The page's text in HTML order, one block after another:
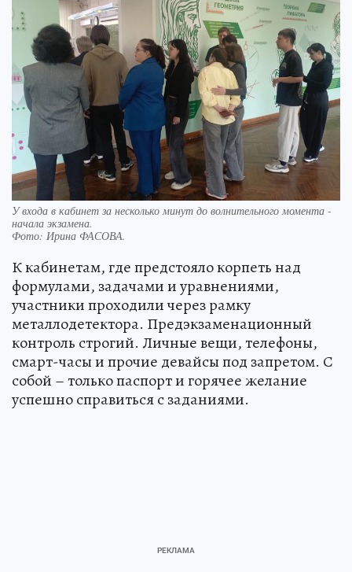
У входа в кабинет за несколько минут до волнительного момента -
начала экзамена.
Фото: Ирина ФАСОВА.
К кабинетам, где предстояло корпеть над
формулами, задачами и уравнениями,
участники проходили через рамку
металлодетектора. Предэкзаменационный
контроль строгий. Личные вещи, телефоны,
смарт-часы и прочие девайсы под запретом. С
собой – только паспорт и горячее желание
успешно справиться с заданиями.